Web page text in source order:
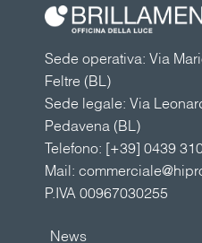
Sede operativa: Via
Feltre (BL)
Sede legale: Via
Pedavena (BL)
Telefono: [+39] 0439
Mail:
P.IVA 00967030255
News